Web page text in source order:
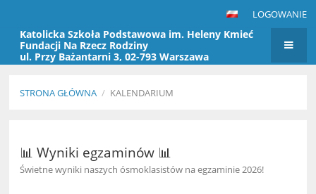
LOGOWANIE
Katolicka Szkoła Podstawowa im. Heleny Kmieć
Fundacji Na Rzecz Rodziny
ul. Przy Bażantarni 3, 02-793 Warszawa
tel. 22 859 20 40 /50
STRONA GŁÓWNA / KALENDARIUM
📊 Wyniki egzaminów 📊
Świetne wyniki naszych ósmoklasistów na egzaminie 2026!